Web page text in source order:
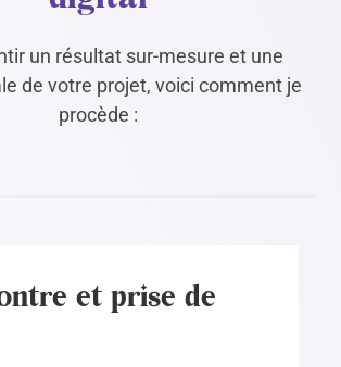
un résultat sur-mesure et une
de votre projet, voici comment je
procède :
et prise de